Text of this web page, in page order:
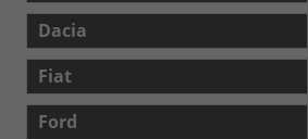
Dacia
Fiat
Ford